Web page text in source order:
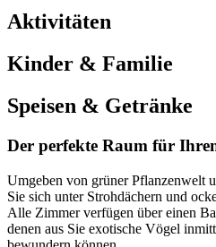
Aktivitäten
Kinder & Familie
Speisen & Getränke
Der perfekte Raum für
Umgeben von grüner Pflanzenwelt
Sie sich unter Strohdächern und
Alle Zimmer verfügen über einen
denen aus Sie exotische Vögel